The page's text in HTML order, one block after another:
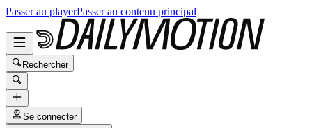
Passer au playerPasser au contenu principal
Rechercher
Se connecter